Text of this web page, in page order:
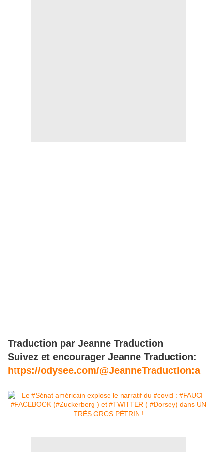
Traduction par Jeanne Traduction
Suivez et encourager Jeanne Traduction:
https://odysee.com/@JeanneTraduction:a